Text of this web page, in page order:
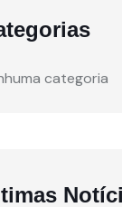
categoria